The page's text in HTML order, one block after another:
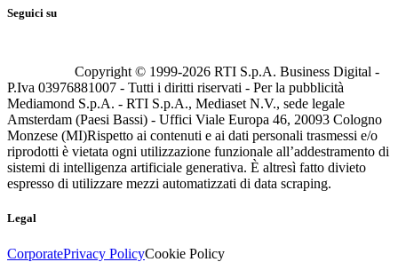
Seguici su
Copyright © 1999-2026 RTI S.p.A. Business Digital -
P.Iva 03976881007 - Tutti i diritti riservati - Per la pubblicità
Mediamond S.p.A. - RTI S.p.A., Mediaset N.V., sede legale
Amsterdam (Paesi Bassi) - Uffici Viale Europa 46, 20093 Cologno
Monzese (MI)Rispetto ai contenuti e ai dati personali trasmessi e/o
riprodotti è vietata ogni utilizzazione funzionale all’addestramento di
sistemi di intelligenza artificiale generativa. È altresì fatto divieto
espresso di utilizzare mezzi automatizzati di data scraping.
Legal
CorporatePrivacy PolicyCookie Policy